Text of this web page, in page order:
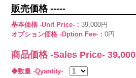
販売価格 -----
基本価格 -Unit Price-：39,000円
オプション価格 -Option Fee-：0円
商品価格 -Sales Price-39,000
◆数量 -Qyantity-